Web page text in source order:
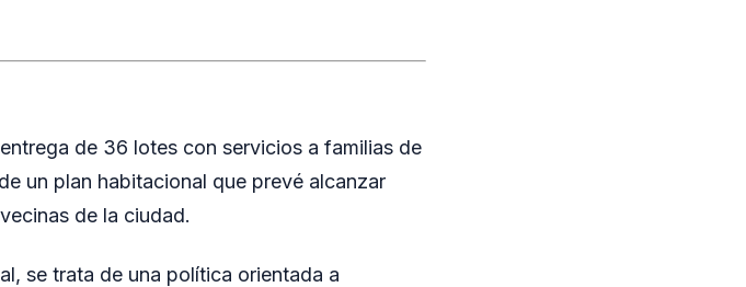
de 36 lotes con servicios a familias de
un plan habitacional que prevé alcanzar
de la ciudad.
se trata de una política orientada a